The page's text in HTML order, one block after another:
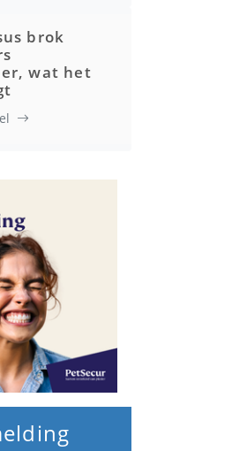
brok
wat het